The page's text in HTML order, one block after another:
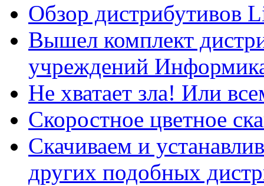
Обзор дистрибутивов
Вышел комплект
учреждений
Не хватает зла! Или
Скоростное цветное
Скачиваем и
других подобных